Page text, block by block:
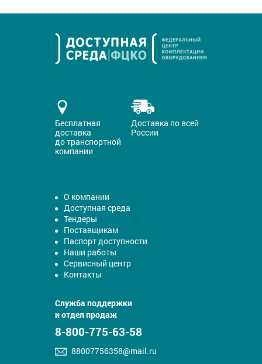
Бесплатная
доставка
до транспортной
компании
Доставка по всей
России
О компании
Доступная среда
Тендеры
Поставщикам
Паспорт доступности
Наши работы
Сервисный центр
Контакты
Служба поддержки
и отдел продаж
8-800-775-63-58
88007756358@mail.ru